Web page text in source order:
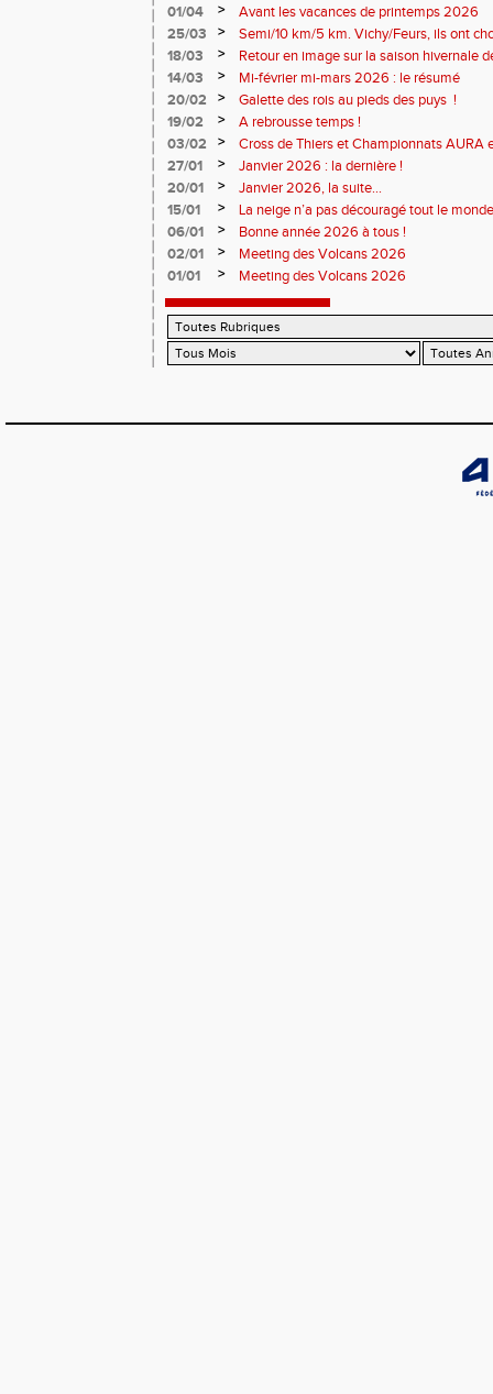
01/04
>
Avant les vacances de printemps 2026
25/03
>
Semi/10 km/5 km. Vichy/Feurs, ils ont
18/03
>
Retour en image sur la saison hivernale
14/03
>
Mi-février mi-mars 2026 : le résumé
20/02
>
Galette des rois au pieds des puys !
19/02
>
A rebrousse temps !
03/02
>
Cross de Thiers et Championnats AURA
27/01
>
Janvier 2026 : la dernière !
20/01
>
Janvier 2026, la suite...
15/01
>
La neige n’a pas découragé tout le
06/01
>
Bonne année 2026 à tous !
02/01
>
Meeting des Volcans 2026
01/01
> Meeting des Volcans 2026